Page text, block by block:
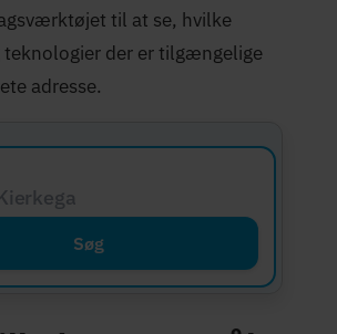
til at se, hvilke
teknologier der er tilgængelige
adresse.
Plads 1, 122
Søg